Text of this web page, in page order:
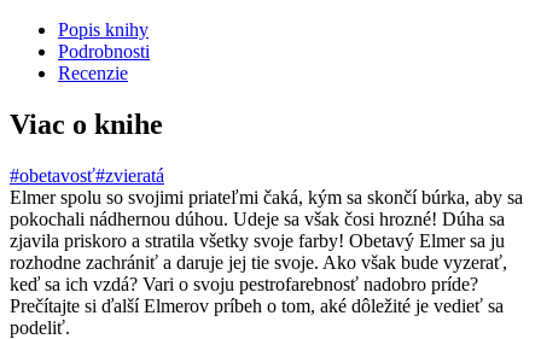
Popis knihy
Podrobnosti
Recenzie
Viac o knihe
#obetavosť#zvieratá
Elmer spolu so svojimi priateľmi čaká, kým sa skončí búrka, aby sa
pokochali nádhernou dúhou. Udeje sa však čosi hrozné! Dúha sa
zjavila priskoro a stratila všetky svoje farby! Obetavý Elmer sa ju
rozhodne zachrániť a daruje jej tie svoje. Ako však bude vyzerať,
keď sa ich vzdá? Vari o svoju pestrofarebnosť nadobro príde?
Prečítajte si ďalší Elmerov príbeh o tom, aké dôležité je vedieť sa
podeliť.